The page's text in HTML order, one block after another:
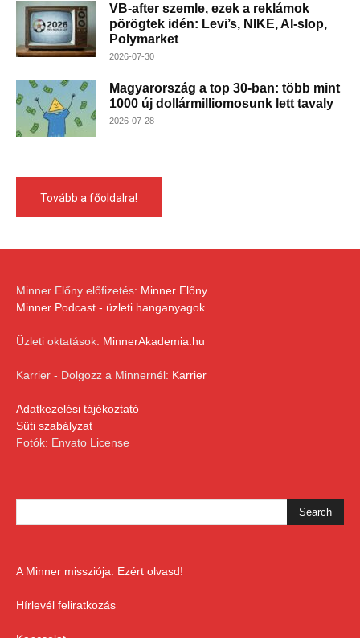
VB-after szemle, ezek a reklámok
pörögtek idén: Levi’s, NIKE, AI-slop,
Polymarket
2026-07-30
Magyarország a top 30-ban: több mint
1000 új dollármilliomosunk lett tavaly
2026-07-28
Tovább a főoldalra!
Minner Előny előfizetés: Minner Előny
Minner Podcast - üzleti hanganyagok
Üzleti oktatások: MinnerAkademia.hu
Karrier - Dolgozz a Minnernél: Karrier
Adatkezelési tájékoztató
Süti szabályzat
Fotók: Envato License
A Minner missziója. Ezért olvasd!
Hírlevél feliratkozás